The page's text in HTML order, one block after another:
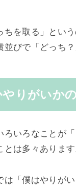
ちを取る」とい
並びで「どっち
やりがいか
ろいろなことが
とは多々あります
は「僕はやりが